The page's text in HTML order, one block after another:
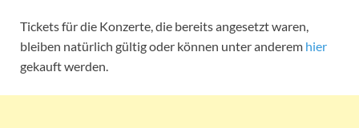
Tickets für die Konzerte, die bereits angesetzt waren,
bleiben natürlich gültig oder können unter anderem hier
gekauft werden.